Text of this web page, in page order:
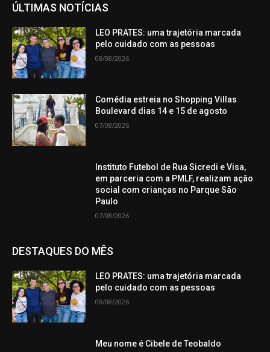
ÚLTIMAS NOTÍCIAS
LEO PRATES: uma trajetória marcada
pelo cuidado com as pessoas
08/08/2026
Comédia estreia no Shopping Villas
Boulevard dias 14 e 15 de agosto
07/08/2026
Instituto Futebol de Rua Sicredi e Visa,
em parceria com a PMLF, realizam ação
social com crianças no Parque São
Paulo
07/08/2026
DESTAQUES DO MÊS
LEO PRATES: uma trajetória marcada
pelo cuidado com as pessoas
08/08/2026
Meu nome é Cibele de Teobaldo